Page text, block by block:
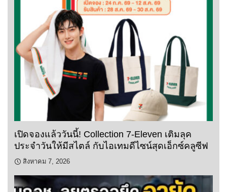
เปิดจองแล้ววันนี้! Collection 7-Eleven เติมลุค
ประจำวันให้มีสไตล์ กับไอเทมดีไซน์สุดเอ็กซ์คลูซีฟ
สิงหาคม 7, 2026